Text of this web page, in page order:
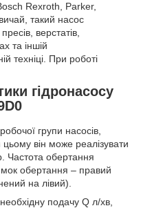
Rexroth, Parker,
такий насос
верстатів,
та іншій
техніці. При роботі
гідронасосу
групи насосів,
цьому він може реалізувати
Частота обертання
обертання – правий
на лівий).
подачу Q л/хв,